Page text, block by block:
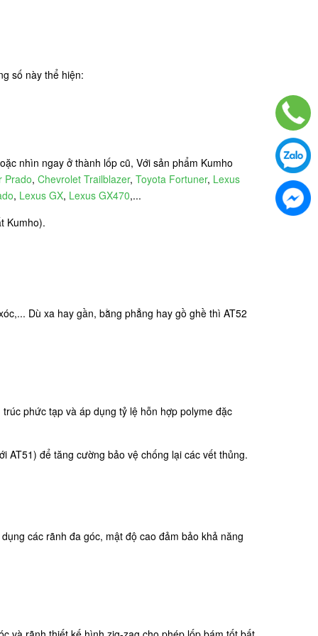
số này thể hiện:
nhìn ngay ở thành lốp cũ, Với sản phẩm Kumho
Prado, Chevrolet Trailblazer, Toyota Fortuner, Lexus
, Lexus GX, Lexus GX470,...
Kumho).
Dù xa hay gần, bằng phẳng hay gồ ghề thì AT52
phức tạp và áp dụng tỷ lệ hỗn hợp polyme đặc
AT51) để tăng cường bảo vệ chống lại các vết thủng.
các rãnh đa góc, mật độ cao đảm bảo khả năng